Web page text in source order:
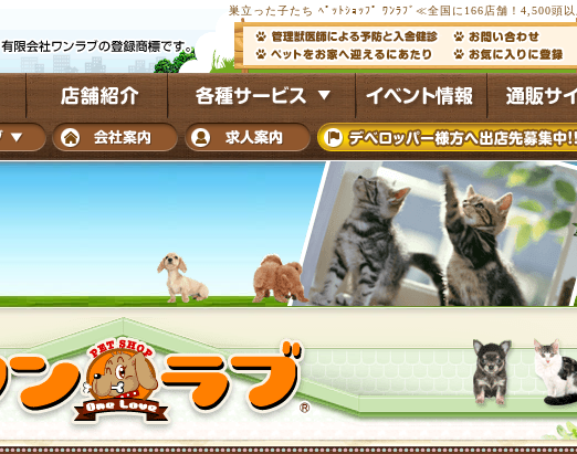
巣立った子たち ﾍﾟｯﾄｼｮｯﾌﾟ ﾜﾝﾗﾌﾞ≪全国に166店舗！4,500頭